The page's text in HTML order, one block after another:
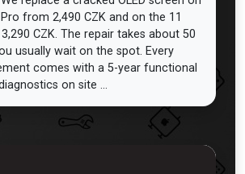
from 2,490 CZK and on the 11
CZK. The repair takes about 50
usually wait on the spot. Every
comes with a 5-year functional
on site ...